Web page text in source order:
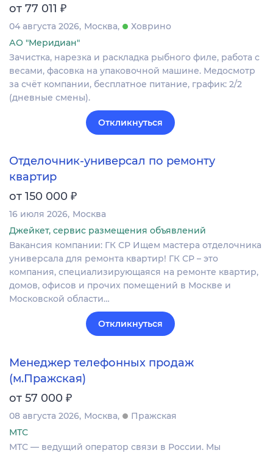
от 77 011 ₽
04 августа 2026 Москва
Ховрино
АО "Меридиан"
Зачистка, нарезка и раскладка рыбного филе, работа с
весами, фасовка на упаковочной машине. Медосмотр
за счёт компании, бесплатное питание, график: 2/2
(дневные смены).
Откликнуться
Отделочник-универсал по ремонту
квартир
от 150 000 ₽
16 июля 2026 Москва
Джейкет, сервис размещения объявлений
Вакансия компании: ГК СР Ищем мастера отделочника
универсала для ремонта квартир! ГК СР – это
компания, специализирующаяся на ремонте квартир,
домов, офисов и прочих помещений в Москве и
Московской области…
Откликнуться
Менеджер телефонных продаж
(м.Пражская)
от 57 000 ₽
08 августа 2026 Москва
Пражская
МТС
МТС — ведущий оператор связи в России. Мы